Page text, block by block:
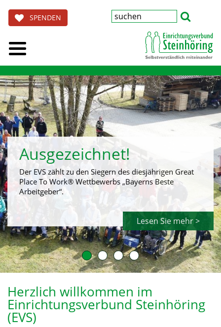
SPENDEN
Ausgezeichnet!
Der EVS zählt zu den Siegern des diesjährigen Great
Place To Work® Wettbewerbs „Bayerns Beste
Arbeitgeber“.
Lesen Sie mehr >
Herzlich willkommen im
Einrichtungsverbund Steinhöring
(EVS)